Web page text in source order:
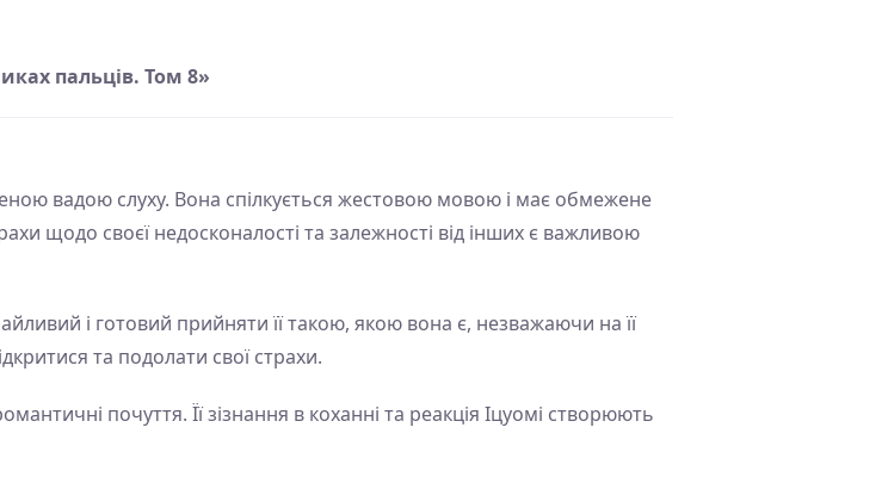
пальців. Том 8»
вадою слуху. Вона спілкується жестовою мовою і має обмежене
щодо своєї недосконалості та залежності від інших є важливою
і готовий прийняти її такою, якою вона є, незважаючи на її
та подолати свої страхи.
почуття. Її зізнання в коханні та реакція Іцуомі створюють